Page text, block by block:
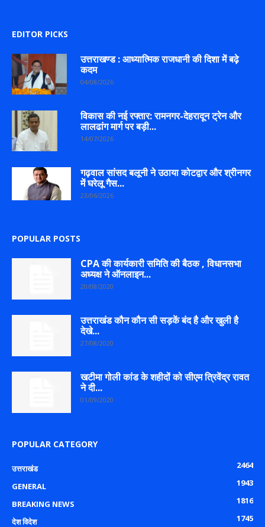
EDITOR PICKS
उत्तराखण्ड : आध्यात्मिक राजधानी की दिशा में बढ़े
कदम
04/08/2026
विकास की नई रफ्तार: रामनगर-देहरादून ट्रेन और
लालढांग मार्ग पर बड़ी...
14/07/2026
गढ़वाल सांसद बलूनी ने उठाया कोटद्वार और श्रीनगर
में घरेलू गैस...
23/06/2026
POPULAR POSTS
CPA की कार्यकारी समिति की बैठक , विधानसभा
अध्यक्ष ने ऑनलाइन...
20/08/2020
उत्तराखंड कौन कौन सी सड़कें बंद है और खुली है
देखे...
27/08/2020
खटीमा गोली कांड के शहीदों को सीएम त्रिवेंद्र रावत
ने दी...
01/09/2020
POPULAR CATEGORY
उत्तराखंड
2464
GENERAL
1943
BREAKING NEWS
1816
देश विदेश
1745